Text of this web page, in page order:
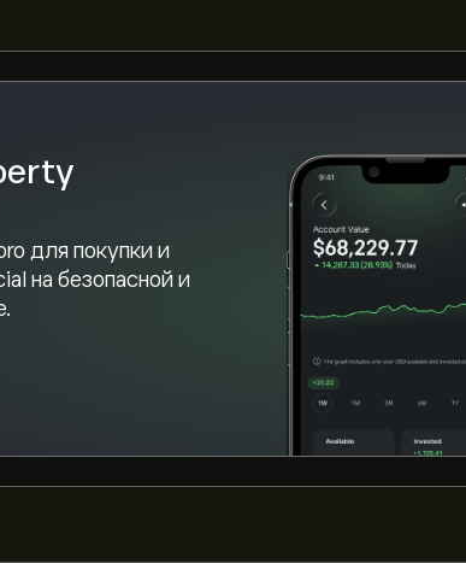
для покупки и
на безопасной и
«1D» или «1W» на графике eToro и
Liberty Financial вы хотели бы
для покупки WLFI по определенной цене в